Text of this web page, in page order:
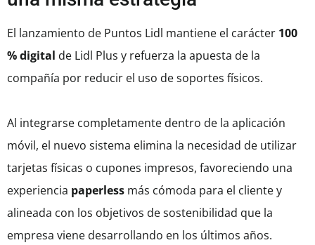
El lanzamiento de Puntos Lidl mantiene el carácter 100
% digital de Lidl Plus y refuerza la apuesta de la
compañía por reducir el uso de soportes físicos.
Al integrarse completamente dentro de la aplicación
móvil, el nuevo sistema elimina la necesidad de utilizar
tarjetas físicas o cupones impresos, favoreciendo una
experiencia paperless más cómoda para el cliente y
alineada con los objetivos de sostenibilidad que la
empresa viene desarrollando en los últimos años.